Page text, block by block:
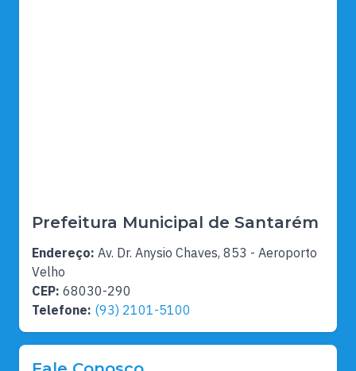
Prefeitura Municipal de Santarém
Endereço: Av. Dr. Anysio Chaves, 853 - Aeroporto
Velho
CEP: 68030-290
Telefone: (93) 2101-5100